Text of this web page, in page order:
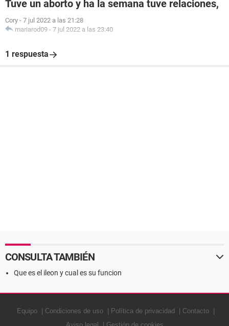
Tuve un aborto y ha la semana tuve relaciones,
Cory - 7 jul 2022 a las 21:28
mariarod09 - 7 jul 2022 a las 23:40
1 respuesta
CONSULTA TAMBIÉN
Que es el ileon y cual es su funcion
Equipo Condiciones de uso Política de privacidad
Contacto